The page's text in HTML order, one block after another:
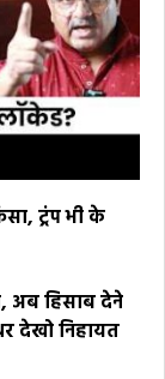
ट्रंप भी के
अब हिसाब देने
देखो निहायत